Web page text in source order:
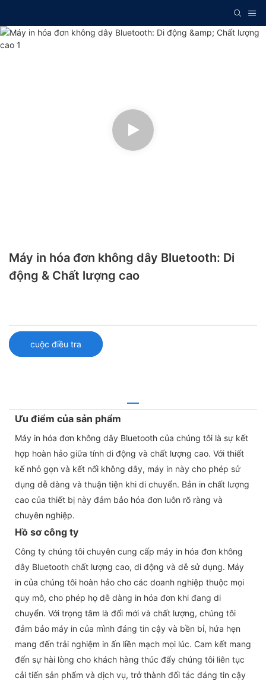
Máy in hóa đơn không dây Bluetooth: Di
động & Chất lượng cao
cuộc điều tra
Ưu điểm của sản phẩm
Máy in hóa đơn không dây Bluetooth của chúng tôi là sự kết
hợp hoàn hảo giữa tính di động và chất lượng cao. Với thiết
kế nhỏ gọn và kết nối không dây, máy in này cho phép sử
dụng dễ dàng và thuận tiện khi di chuyển. Bản in chất lượng
cao của thiết bị này đảm bảo hóa đơn luôn rõ ràng và
chuyên nghiệp.
Hồ sơ công ty
Công ty chúng tôi chuyên cung cấp máy in hóa đơn không
dây Bluetooth chất lượng cao, di động và dễ sử dụng. Máy
in của chúng tôi hoàn hảo cho các doanh nghiệp thuộc mọi
quy mô, cho phép họ dễ dàng in hóa đơn khi đang di
chuyển. Với trọng tâm là đổi mới và chất lượng, chúng tôi
đảm bảo máy in của mình đáng tin cậy và bền bỉ, hứa hẹn
mang đến trải nghiệm in ấn liền mạch mọi lúc. Cam kết mang
đến sự hài lòng cho khách hàng thúc đẩy chúng tôi liên tục
cải tiến sản phẩm và dịch vụ, trở thành đối tác đáng tin cậy